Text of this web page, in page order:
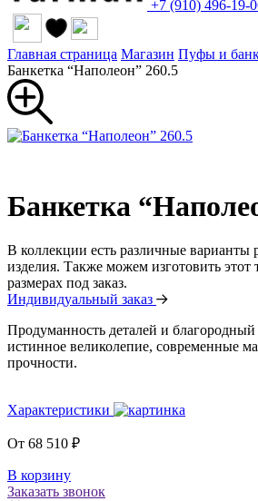
+7 (910) 496-19-
Главная страница Магазин Пуфы и
Банкетка “Наполеон” 260.5
Банкетка
В коллекции есть различные варианты
изделия. Также можем изготовить
размерах под заказ.
Индивидуальный заказ
Продуманность деталей и
истинное великолепие, современные
прочности.
Характеристики
От 68 510 ₽
В корзину
Заказать звонок